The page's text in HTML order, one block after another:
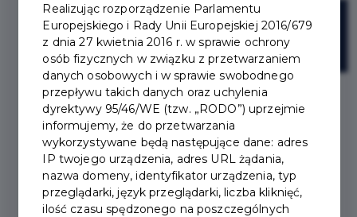
29
Realizując rozporządzenie Parlamentu
Europejskiego i Rady Unii Europejskiej 2016/679
z dnia 27 kwietnia 2016 r. w sprawie ochrony
osób fizycznych w związku z przetwarzaniem
danych osobowych i w sprawie swobodnego
przepływu takich danych oraz uchylenia
dyrektywy 95/46/WE (tzw. „RODO”) uprzejmie
informujemy, że do przetwarzania
wykorzystywane będą następujące dane: adres
IP twojego urządzenia, adres URL żądania,
nazwa domeny, identyfikator urządzenia, typ
przeglądarki, język przeglądarki, liczba kliknięć,
ilość czasu spędzonego na poszczególnych